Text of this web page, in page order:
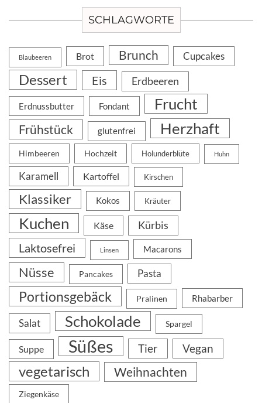
SCHLAGWORTE
Blaubeeren Brot Brunch Cupcakes
Dessert Eis Erdbeeren
Erdnussbutter Fondant Frucht
Frühstück glutenfrei Herzhaft
Himbeeren Hochzeit Holunderblüte Huhn
Karamell Kartoffel Kirschen
Klassiker Kokos Kräuter
Kuchen Käse Kürbis
Laktosefrei Linsen Macarons
Nüsse Pancakes Pasta
Portionsgebäck Pralinen Rhabarber
Salat Schokolade Spargel
Suppe Süßes Tier Vegan
vegetarisch Weihnachten
Ziegenkäse